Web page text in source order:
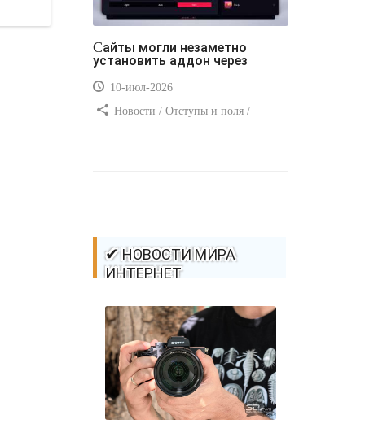
Сайты могли незаметно
установить аддон через
10-июл-2026
Новости / Отступы и поля /
✔ НОВОСТИ МИРА
ИНТЕРНЕТ